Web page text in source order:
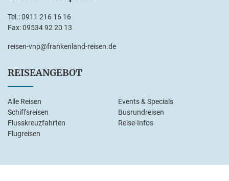
Tel.:0911 216 16 16
Fax: 09534 92 20 13
reisen-vnp@frankenland-reisen.de
REISEANGEBOT
Alle Reisen
Schiffsreisen
Flusskreuzfahrten
Flugreisen
Events & Specials
Busrundreisen
Reise-Infos